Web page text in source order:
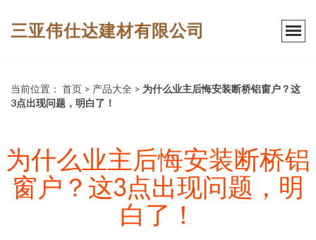
三亚伟仕达建材有限公司
当前位置： 首页 > 产品大全 > 为什么业主后悔安装断桥铝窗户？这
3点出现问题，明白了！
为什么业主后悔安装断桥铝
窗户？这3点出现问题，明
白了！